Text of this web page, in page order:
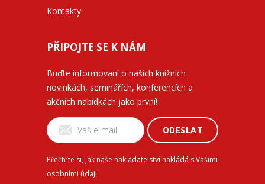
Kontakty
PŘIPOJTE SE K NÁM
Buďte informovaní o našich knižních
novinkách, seminářích, konferencích a
akčních nabídkách jako první!
ODESLAT
Přečtěte si, jak naše nakladatelství nakládá s Vašimi
osobními údaji.